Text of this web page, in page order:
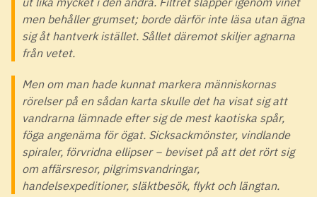
men behåller grumset; borde därför inte läsa utan ägna
sig åt hantverk istället. Sållet däremot skiljer agnarna
från vetet.
Men om man hade kunnat markera människornas
rörelser på en sådan karta skulle det ha visat sig att
vandrarna lämnade efter sig de mest kaotiska spår,
föga angenäma för ögat. Sicksackmönster, vindlande
spiraler, förvridna ellipser − beviset på att det rört sig
om affärsresor, pilgrimsvandringar,
handelsexpeditioner, släktbesök, flykt och längtan.